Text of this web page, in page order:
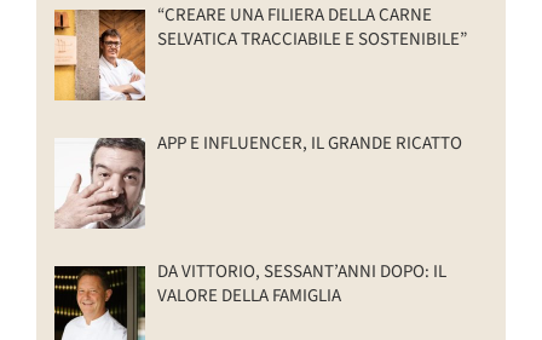
“CREARE UNA FILIERA DELLA CARNE
SELVATICA TRACCIABILE E SOSTENIBILE”
APP E INFLUENCER, IL GRANDE RICATTO
DA VITTORIO, SESSANT’ANNI DOPO: IL
VALORE DELLA FAMIGLIA